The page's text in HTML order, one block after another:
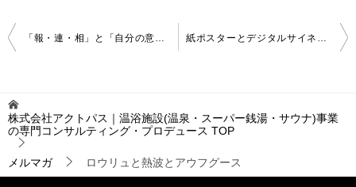
投
稿
ゲ
ー
シ
ョ
ン
「報・連・相」と「自分の意見」 紙ポスターとデジタルサイネージ
株式会社アクトパス｜温浴施設(温泉・スーパー銭湯・サウナ)事業
の専門コンサルティング・プロデュース TOP
メルマガ ロウリュと熱波とアウフグース